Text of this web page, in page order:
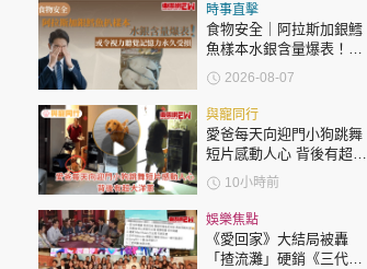
時事直擊
食物安全｜阿拉斯加銀鱈
魚樣本水銀含量爆表！或
令視力聽覺記憶力永久受
損
2026-08-07
與寵同行
愛爸每天向迎門小狗跳舞
短片感動人心 背後有超大
洋蔥
10小時前
娛樂焦點
《愛回家》大結局被轟
「揸流灘」硬銷《三代同